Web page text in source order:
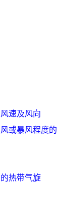
速及风向
或暴风程度
热带气旋